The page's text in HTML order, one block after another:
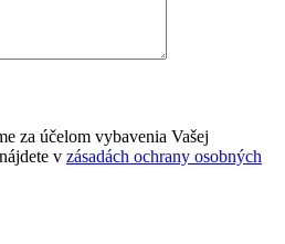
za účelom vybavenia Vašej
v zásadách ochrany osobných